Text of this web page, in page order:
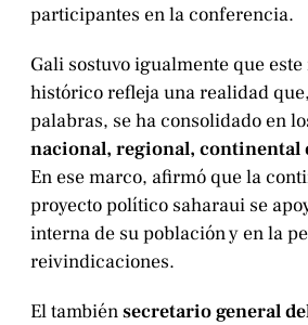
participantes en la conferencia.
Gali sostuvo igualmente que
histórico refleja una realidad
palabras, se ha consolidado en
nacional, regional, continental
En ese marco, afirmó que la
proyecto político saharaui se
interna de su población y en la
reivindicaciones.
El tambiénsecretario general